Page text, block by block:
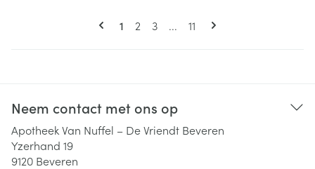
Pagina's
U lees momenteel pagina
1 Pagina
2 Pagina
3 ... Pagina
11
Neem contact met ons op
Apotheek Van Nuffel – De Vriendt Beveren
Yzerhand 19
9120 Beveren